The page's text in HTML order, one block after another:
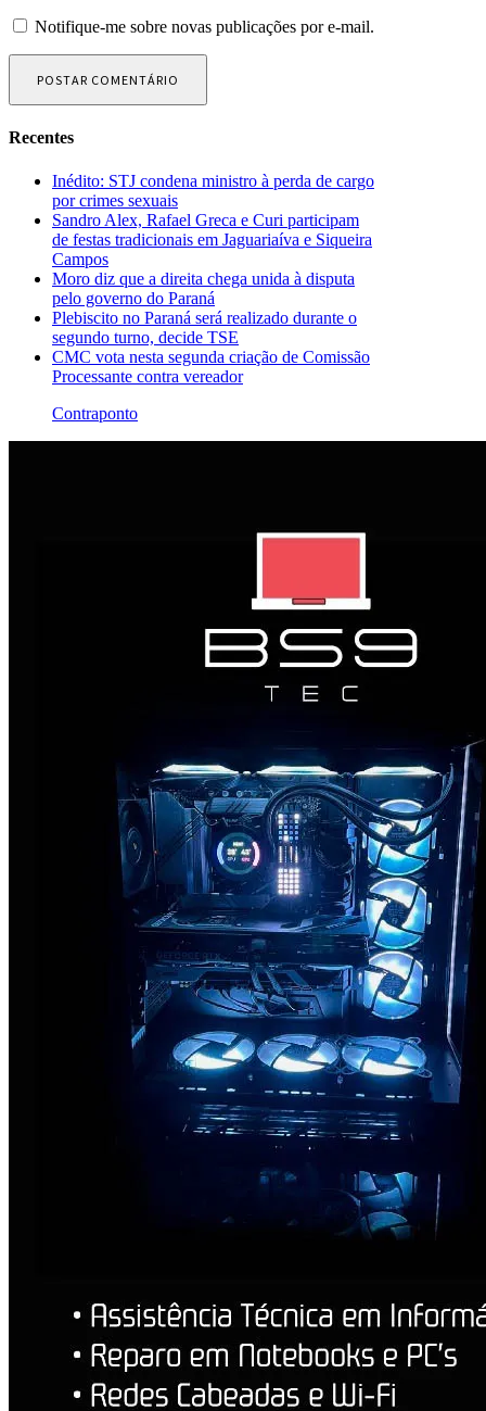
Notifique-me sobre novas publicações por e-mail.
Recentes
Inédito: STJ condena ministro à perda de cargo
por crimes sexuais
Sandro Alex, Rafael Greca e Curi participam
de festas tradicionais em Jaguariaíva e Siqueira
Campos
Moro diz que a direita chega unida à disputa
pelo governo do Paraná
Plebiscito no Paraná será realizado durante o
segundo turno, decide TSE
CMC vota nesta segunda criação de Comissão
Processante contra vereador
Contraponto